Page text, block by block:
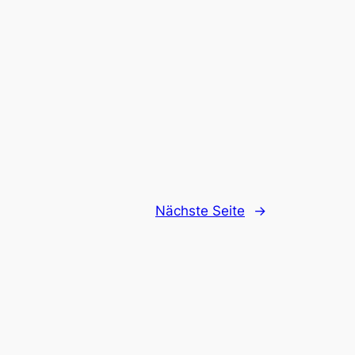
Nächste Seite →